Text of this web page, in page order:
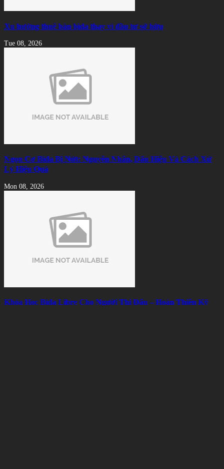
Xu hướng thuê bàn bida thay vì đầu tư sở hữu
Tue 08, 2026
Ngọn Cơ Bida Bị Nứt: Nguyên Nhân, Dấu Hiệu Và Cách Xử
Lý Hiệu Quả
Mon 08, 2026
Khóa Học Bida Libre Cho Người Thi Đấu – Hoàn Thiện Kỹ